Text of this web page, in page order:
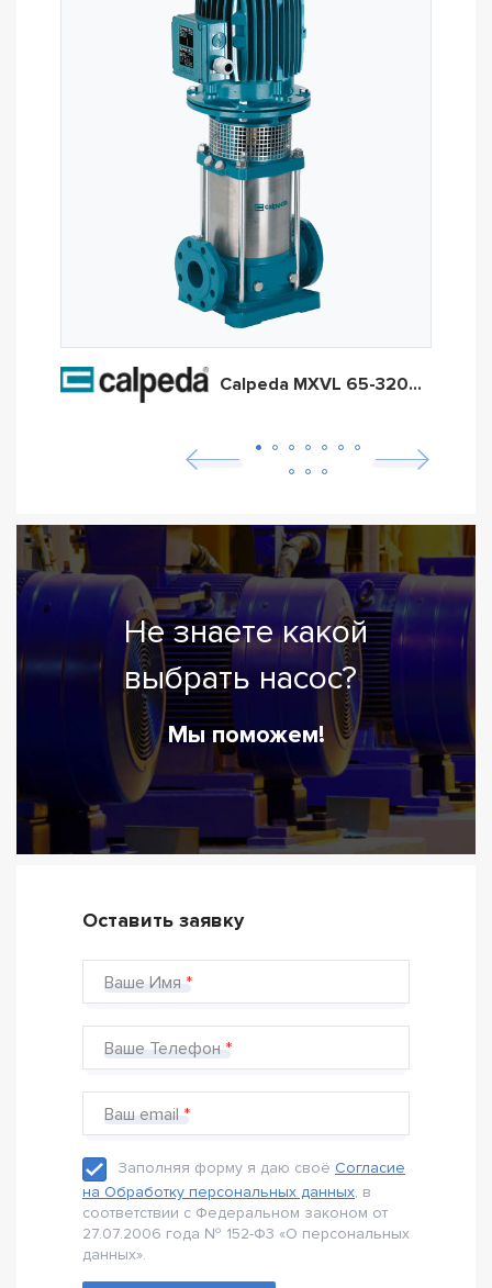
Calpeda MXVL 65-3205/D
Не знаете какой
выбрать насос?
Мы поможем!
Оставить заявку
Ваше Имя
Ваше Телефон
Ваш email
Заполняя форму я даю своё Согласие
на Обработку персональных данных, в
соответствии с Федеральном законом от
27.07.2006 года № 152-Ф3 «О персональных
данных».